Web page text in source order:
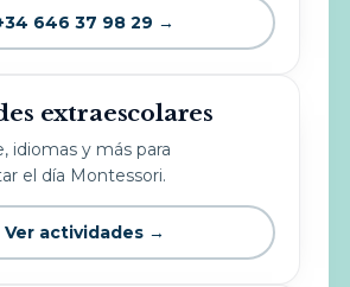
646 37 98 29 →
extraescolares
idiomas y más para
el día Montessori.
Ver actividades →